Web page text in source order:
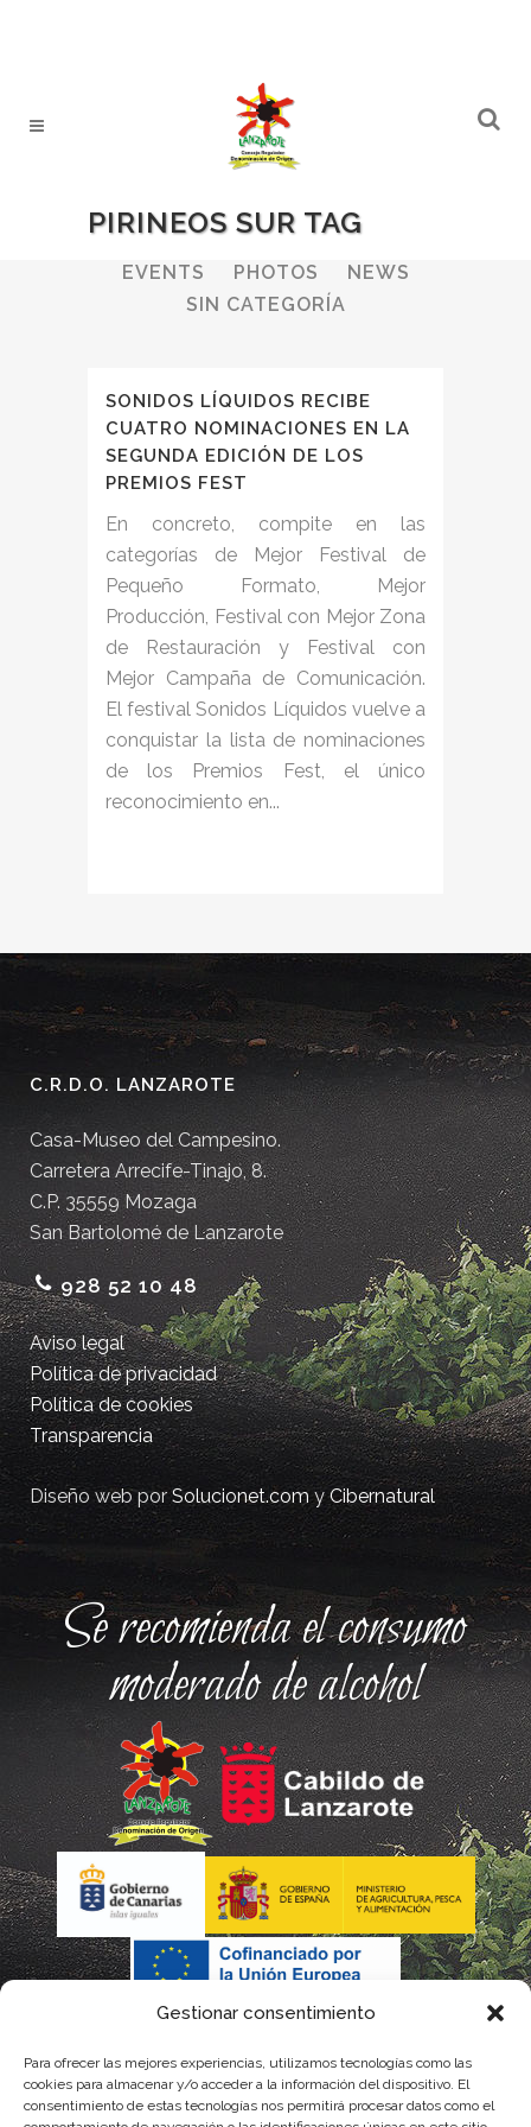
Gestionar consentimiento
Para ofrecer las mejores experiencias, utilizamos tecnologías como las
cookies para almacenar y/o acceder a la información del dispositivo. El
consentimiento de estas tecnologías nos permitirá procesar datos como el
PIRINEOS SUR TAG
ALL WINERIES
BULLETIN
EVENTS
PHOTOS
NEWS
SIN CATEGORÍA
SONIDOS LÍQUIDOS RECIBE
CUATRO NOMINACIONES EN LA
SEGUNDA EDICIÓN DE LOS
PREMIOS FEST
En concreto, compite en las
categorías de Mejor Festival de
Pequeño Formato, Mejor
Producción, Festival con Mejor Zona
de Restauración y Festival con
Mejor Campaña de Comunicación.
El festival Sonidos Líquidos vuelve a
conquistar la lista de nominaciones
de los Premios Fest, el único
reconocimiento en...
C.R.D.O. LANZAROTE
Casa-Museo del Campesino.
Carretera Arrecife-Tinajo, 8.
C.P. 35559 Mozaga
San Bartolomé de Lanzarote
928 52 10 48
Aviso legal
Política de privacidad
Política de cookies
Transparencia
Diseño web porSolucionet.comyCibernatural
Se recomienda el consumo
moderado de alcohol